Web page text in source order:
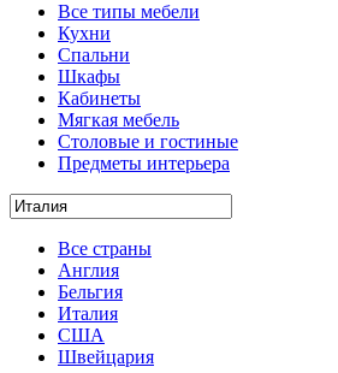
Все типы мебели
Кухни
Спальни
Шкафы
Кабинеты
Мягкая мебель
Столовые и гостиные
Предметы интерьера
Все страны
Англия
Бельгия
Италия
США
Швейцария